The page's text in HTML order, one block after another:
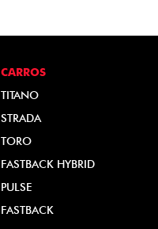
CARROS
TITANO
STRADA
TORO
FASTBACK HYBRID
PULSE
FASTBACK